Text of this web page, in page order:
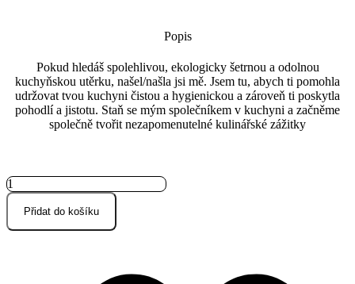
Popis
Pokud hledáš spolehlivou, ekologicky šetrnou a odolnou
kuchyňskou utěrku, našel/našla jsi mě. Jsem tu, abych ti pomohla
udržovat tvou kuchyni čistou a hygienickou a zároveň ti poskytla
pohodlí a jistotu. Staň se mým společníkem v kuchyni a začněme
společně tvořit nezapomenutelné kulinářské zážitky
Lněná
utěrka
okrově
žlutá
Přidat do košíku